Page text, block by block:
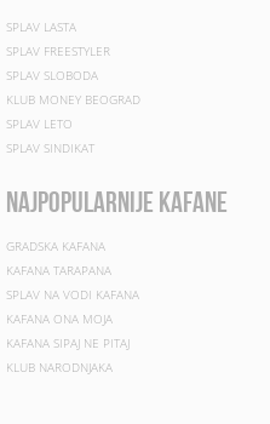
SPLAV LASTA
SPLAV FREESTYLER
SPLAV SLOBODA
KLUB MONEY BEOGRAD
SPLAV LETO
SPLAV SINDIKAT
najpopularnije kafane
GRADSKA KAFANA
KAFANA TARAPANA
SPLAV NA VODI KAFANA
KAFANA ONA MOJA
KAFANA SIPAJ NE PITAJ
KLUB NARODNJAKA